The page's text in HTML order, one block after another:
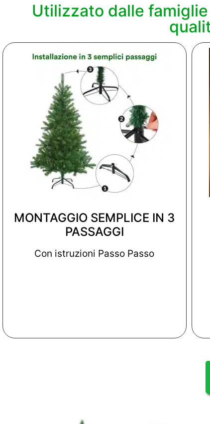
Utilizzato dalle
MONTAGGIO SEMPLICE IN 3
PASSAGGI
Con istruzioni Passo Passo